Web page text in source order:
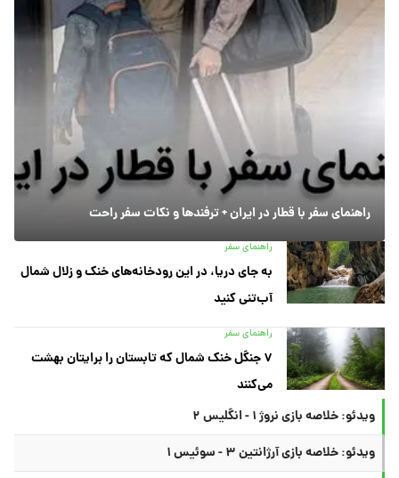
راهنمای سفر با قطار در ایران + ترفندها و نکات سفر راحت
راهنمای سفر
به جای دریا، در این رودخانه‌های خنک و زلال شمال
آب‌تنی کنید
راهنمای سفر
۷ جنگل خنک شمال که تابستان را برایتان بهشت
می‌کنند
ویدئو: خلاصه بازی نروژ ۱ - انگلیس ۲
ویدئو: خلاصه بازی آرژانتین ۳ - سوئیس ۱